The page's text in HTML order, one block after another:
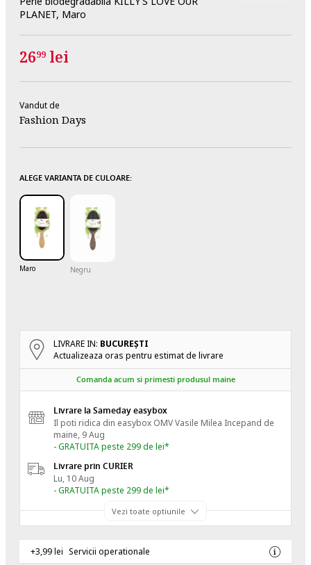
PLANET, Maro
2699 lei
Vandut de
Fashion Days
ALEGE VARIANTA DE CULOARE:
Maro Negru
LIVRARE IN: BUCUREŞTI
Actualizeaza oras pentru estimat de livrare
Comanda acum si primesti produsul maine
Livrare la Sameday easybox
Il poti ridica din easybox OMV Vasile Milea Incepand de
maine, 9 Aug
- GRATUITA peste 299 de lei*
Livrare prin CURIER
Lu, 10 Aug
- GRATUITA peste 299 de lei*
Vezi toate optiunile
+3,99 lei Servicii operationale